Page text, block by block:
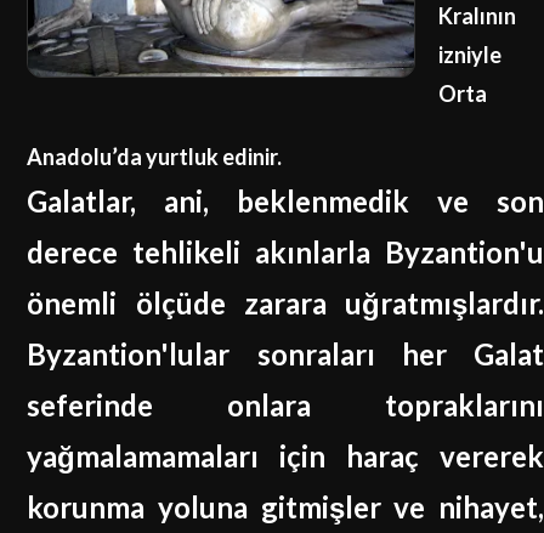
Kralının
izniyle
Orta
Anadolu’da yurtluk edinir.
Galatlar, ani, beklenmedik ve son
derece tehlikeli akınlarla Byzantion'u
önemli ölçüde zarara uğratmışlardır.
Byzantion'lular sonraları her Galat
seferinde onlara topraklarını
yağmalamamaları için haraç vererek
korunma yoluna gitmişler ve nihayet,